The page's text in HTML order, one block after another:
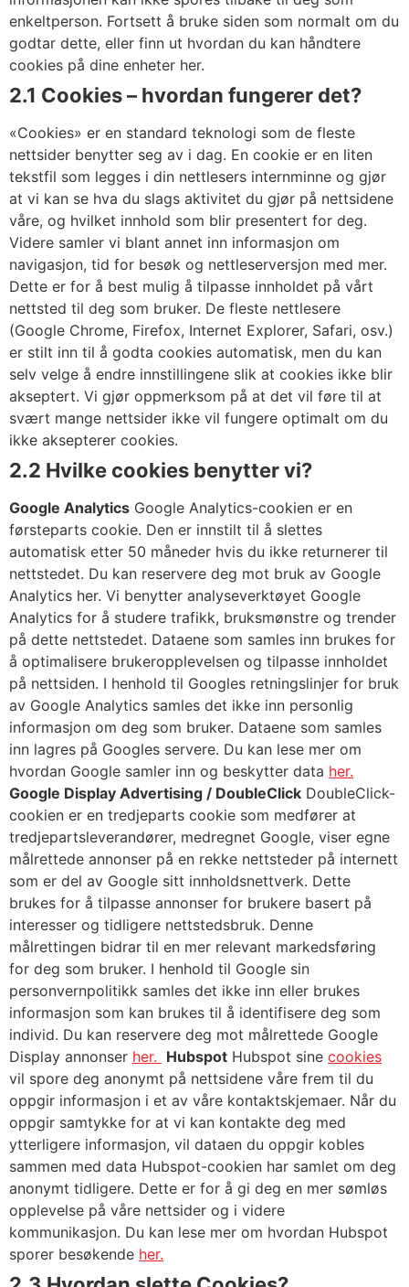
enkeltperson. Fortsett å bruke siden som normalt om du
godtar dette, eller finn ut hvordan du kan håndtere
cookies på dine enheter her.
2.1 Cookies – hvordan fungerer det?
«Cookies» er en standard teknologi som de fleste
nettsider benytter seg av i dag. En cookie er en liten
tekstfil som legges i din nettlesers internminne og gjør
at vi kan se hva du slags aktivitet du gjør på nettsidene
våre, og hvilket innhold som blir presentert for deg.
Videre samler vi blant annet inn informasjon om
navigasjon, tid for besøk og nettleserversjon med mer.
Dette er for å best mulig å tilpasse innholdet på vårt
nettsted til deg som bruker. De fleste nettlesere
(Google Chrome, Firefox, Internet Explorer, Safari, osv.)
er stilt inn til å godta cookies automatisk, men du kan
selv velge å endre innstillingene slik at cookies ikke blir
akseptert. Vi gjør oppmerksom på at det vil føre til at
svært mange nettsider ikke vil fungere optimalt om du
ikke aksepterer cookies.
2.2 Hvilke cookies benytter vi?
Google Analytics Google Analytics-cookien er en
førsteparts cookie. Den er innstilt til å slettes
automatisk etter 50 måneder hvis du ikke returnerer til
nettstedet. Du kan reservere deg mot bruk av Google
Analytics her. Vi benytter analyseverktøyet Google
Analytics for å studere trafikk, bruksmønstre og trender
på dette nettstedet. Dataene som samles inn brukes for
å optimalisere brukeropplevelsen og tilpasse innholdet
på nettsiden. I henhold til Googles retningslinjer for bruk
av Google Analytics samles det ikke inn personlig
informasjon om deg som bruker. Dataene som samles
inn lagres på Googles servere. Du kan lese mer om
hvordan Google samler inn og beskytter data her.
Google Display Advertising / DoubleClick DoubleClick-
cookien er en tredjeparts cookie som medfører at
tredjepartsleverandører, medregnet Google, viser egne
målrettede annonser på en rekke nettsteder på internett
som er del av Google sitt innholdsnettverk. Dette
brukes for å tilpasse annonser for brukere basert på
interesser og tidligere nettstedsbruk. Denne
målrettingen bidrar til en mer relevant markedsføring
for deg som bruker. I henhold til Google sin
personvernpolitikk samles det ikke inn eller brukes
informasjon som kan brukes til å identifisere deg som
individ. Du kan reservere deg mot målrettede Google
Display annonser her. Hubspot Hubspot sine cookies
vil spore deg anonymt på nettsidene våre frem til du
oppgir informasjon i et av våre kontaktskjemaer. Når du
oppgir samtykke for at vi kan kontakte deg med
ytterligere informasjon, vil dataen du oppgir kobles
sammen med data Hubspot-cookien har samlet om deg
anonymt tidligere. Dette er for å gi deg en mer sømløs
opplevelse på våre nettsider og i videre
kommunikasjon. Du kan lese mer om hvordan Hubspot
sporer besøkende her.